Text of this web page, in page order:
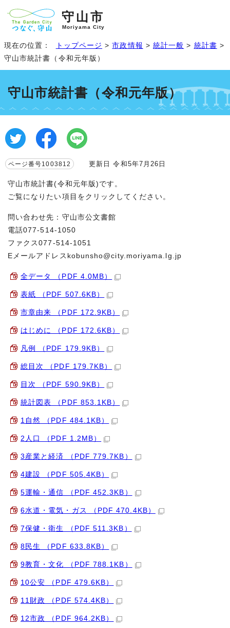
守山市
Moriyama City
現在の位置： トップページ >市政情報 > 統計一般 > 統計書 >
守山市統計書（令和元年版）
守山市統計書（令和元年版）
ページ番号1003812 更新日 令和5年7月26日
守山市統計書(令和元年版)です。
ご覧になりたい項目をクリックしてください。
問い合わせ先：守山市公文書館
電話077-514-1050
ファクス077-514-1051
Eメールアドレス kobunsho@city.moriyama.lg.jp
全データ （PDF 4.0MB）
表紙 （PDF 507.6KB）
市章由来 （PDF 172.9KB）
はじめに （PDF 172.6KB）
凡例 （PDF 179.9KB）
総目次 （PDF 179.7KB）
目次 （PDF 590.9KB）
統計図表 （PDF 853.1KB）
1自然 （PDF 484.1KB）
2人口 （PDF 1.2MB）
3産業と経済 （PDF 779.7KB）
4建設 （PDF 505.4KB）
5運輸・通信 （PDF 452.3KB）
6水道・電気・ガス （PDF 470.4KB）
7保健・衛生 （PDF 511.3KB）
8民生 （PDF 633.8KB）
9教育・文化 （PDF 788.1KB）
10公安 （PDF 479.6KB）
11財政 （PDF 574.4KB）
12市政 （PDF 964.2KB）